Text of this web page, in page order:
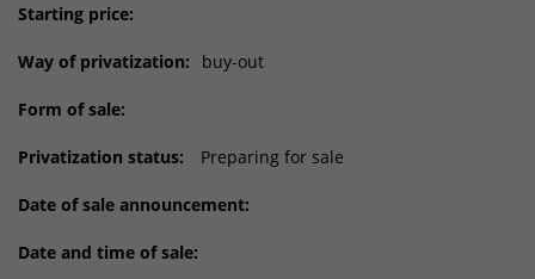
Starting price:
Way of privatization: buy-out
Form of sale:
Privatization status: Preparing for sale
Date of sale announcement:
Date and time of sale: